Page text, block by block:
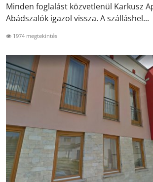
Minden foglalást közvetlenül Karkusz
Abádszalók igazol vissza. A szálláshel...
1974 megtekintés